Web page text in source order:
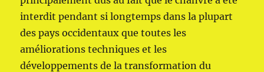
interdit pendant si longtemps dans la plupart
des pays occidentaux que toutes les
améliorations techniques et les
développements de la transformation du